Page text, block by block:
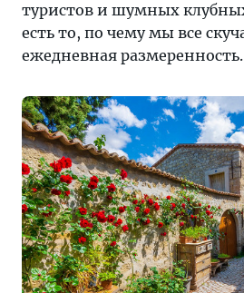
туристов и шумных
есть то, по чему мы все
ежедневная размеренность.